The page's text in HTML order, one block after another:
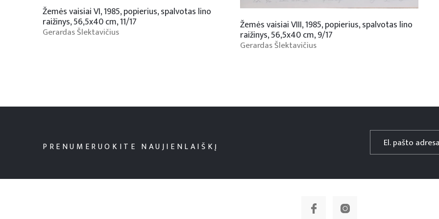
Žemės vaisiai VI, 1985, popierius, spalvotas lino
raižinys, 56,5x40 cm, 11/17
Gerardas Šlektavičius Žemės vaisiai VIII, 1985, popierius, spalvotas lino
raižinys, 56,5x40 cm, 9/17
Gerardas Šlektavičius
PRENUMERUOKITE NAUJIENLAIŠKĮ